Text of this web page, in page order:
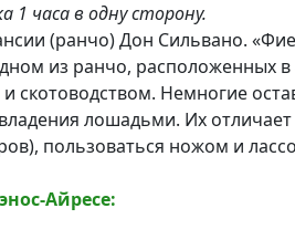
1 часа в одну сторону.
(ранчо) Дон Сильвано.
из ранчо, расположенных
скотоводством. Немногие
лошадьми. Их
пользоваться ножом и
Айресе: